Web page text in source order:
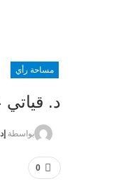
مساحة رأي
د.
بواسطة
0